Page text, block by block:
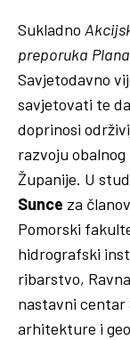
Sukladno
preporuka
Savjetodavno
savjetovati te
doprinosi
razvoju
Županije. U
Sunce za
Pomorski
hidrografski
ribarstvo,
nastavni
arhitekture i